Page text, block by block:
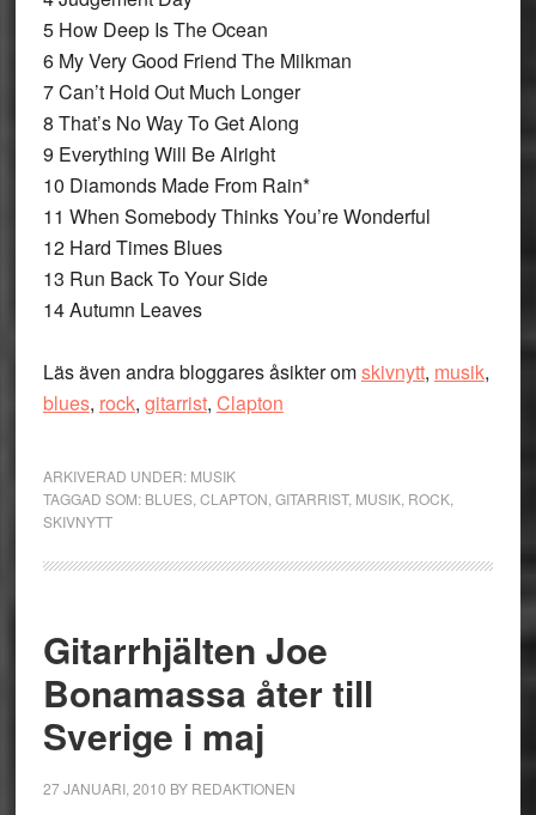
5 How Deep Is The Ocean
6 My Very Good Friend The Milkman
7 Can’t Hold Out Much Longer
8 That’s No Way To Get Along
9 Everything Will Be Alright
10 Diamonds Made From Rain*
11 When Somebody Thinks You’re Wonderful
12 Hard Times Blues
13 Run Back To Your Side
14 Autumn Leaves
Läs även andra bloggares åsikter omskivnytt, musik,
blues, rock, gitarrist, Clapton
ARKIVERAD UNDER: MUSIK
TAGGAD SOM: BLUES, CLAPTON GITARRIST, MUSIK, ROCK,
SKIVNYTT
Gitarrhjälten Joe
Bonamassa åter till
Sverige i maj
27 JANUARI, 2010 BY REDAKTIONEN